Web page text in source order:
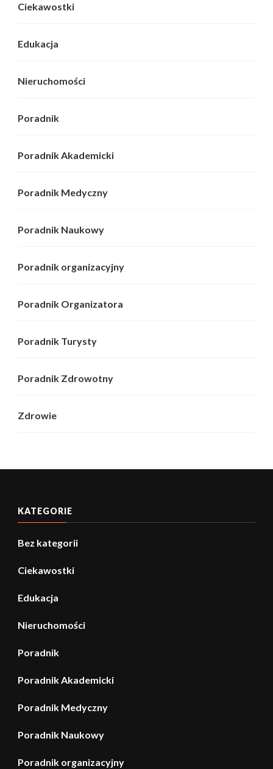
Ciekawostki
Edukacja
Nieruchomości
Poradnik
Poradnik Akademicki
Poradnik Medyczny
Poradnik Naukowy
Poradnik organizacyjny
Poradnik Organizatora
Poradnik Turysty
Poradnik Zdrowotny
Zdrowie
KATEGORIE
Bez kategorii
Ciekawostki
Edukacja
Nieruchomości
Poradnik
Poradnik Akademicki
Poradnik Medyczny
Poradnik Naukowy
Poradnik organizacyjny